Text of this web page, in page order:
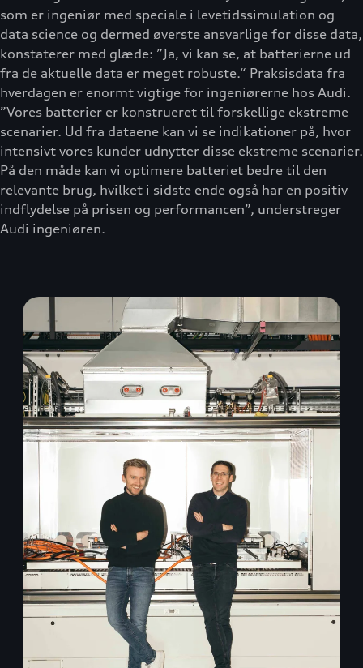
som er ingeniør med speciale i levetidssimulation og
data science og dermed øverste ansvarlige for disse data,
konstaterer med glæde: ”Ja, vi kan se, at batterierne ud
fra de aktuelle data er meget robuste.“ Praksisdata fra
hverdagen er enormt vigtige for ingeniørerne hos Audi.
”Vores batterier er konstrueret til forskellige ekstreme
scenarier. Ud fra dataene kan vi se indikationer på, hvor
intensivt vores kunder udnytter disse ekstreme scenarier.
På den måde kan vi optimere batteriet bedre til den
relevante brug, hvilket i sidste ende også har en positiv
indflydelse på prisen og performancen”, understreger
Audi ingeniøren.